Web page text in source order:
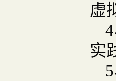
虚
实